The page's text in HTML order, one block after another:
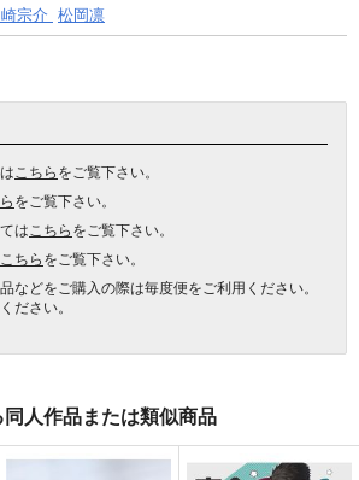
宗介 松岡凛
こちらをご覧下さい。
をご覧下さい。
は こちらをご覧下さい。
こちらをご覧下さい。
などをご購入の際は毎度便をご利用ください。
ださい。
人作品または類似商品